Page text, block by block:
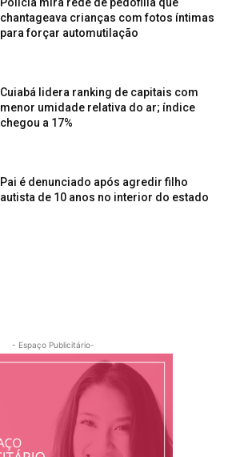
Polícia mira rede de pedofilia que
chantageava crianças com fotos íntimas
para forçar automutilação
Cuiabá lidera ranking de capitais com
menor umidade relativa do ar; índice
chegou a 17%
Pai é denunciado após agredir filho
autista de 10 anos no interior do estado
- Espaço Publicitário-